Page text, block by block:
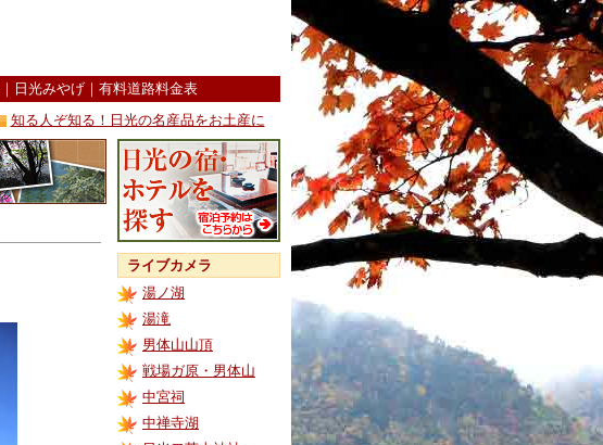
｜ 日光みやげ ｜ 有料道路料金表
知る人ぞ知る！日光の名産品をお土産に
ライブカメラ
湯ノ湖
湯滝
男体山山頂
戦場ガ原・男体山
中宮祠
中禅寺湖